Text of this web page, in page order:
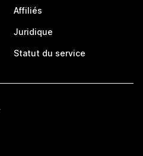
Affiliés
Juridique
Statut du service